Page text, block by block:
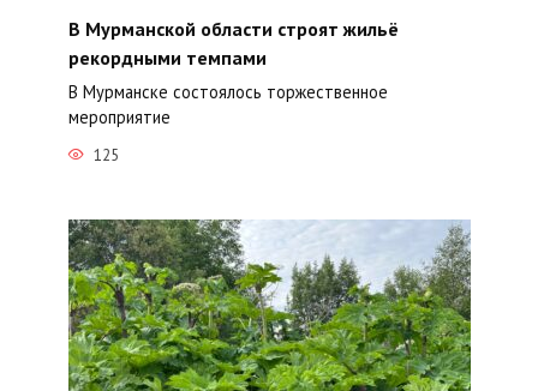
В Мурманской области строят жильё
рекордными темпами
В Мурманске состоялось торжественное
мероприятие
125